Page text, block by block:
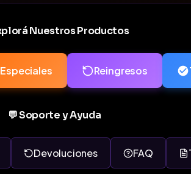
Nuestros Productos
Reingresos
💬 Soporte y Ayuda
Devoluciones FAQ